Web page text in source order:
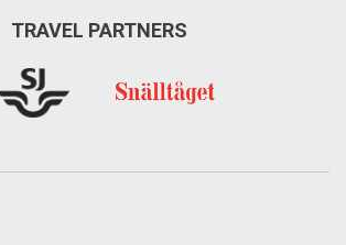
TRAVEL PARTNERS